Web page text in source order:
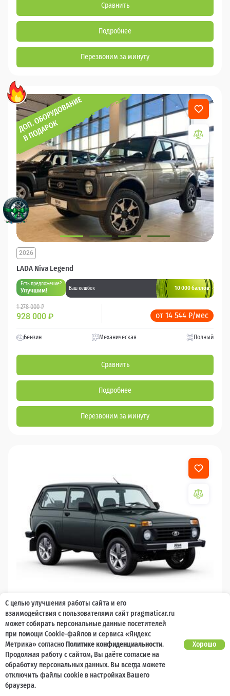
Сравнить
Подробнее
Перезвоним за минуту
LADA Niva Legend
2026
Есть предложение?
Улучшим! Ваш кешбек 10 000 баллов
1 278 000 ₽
928 000 ₽ от 14 544 ₽/мес
Бензин Механическая Полный
Сравнить
Подробнее
Перезвоним за минуту
LADA Niva Legend
2026
Ваш кешбек 10 000 баллов
1 119 000 ₽
799 200₽
С целью улучшения работы сайта и его
взаимодействия с пользователями сайт pragmaticar.ru
может собирать персональные данные посетителей
при помощи Cookie-файлов и сервиса «Яндекс
Метрика» согласноПолитике конфиденциальности.
Продолжая работу с сайтом, Вы даёте согласие на
обработку персональных данных. Вы всегда можете
отключить файлы cookie в настройках Вашего
браузера.
Хорошо